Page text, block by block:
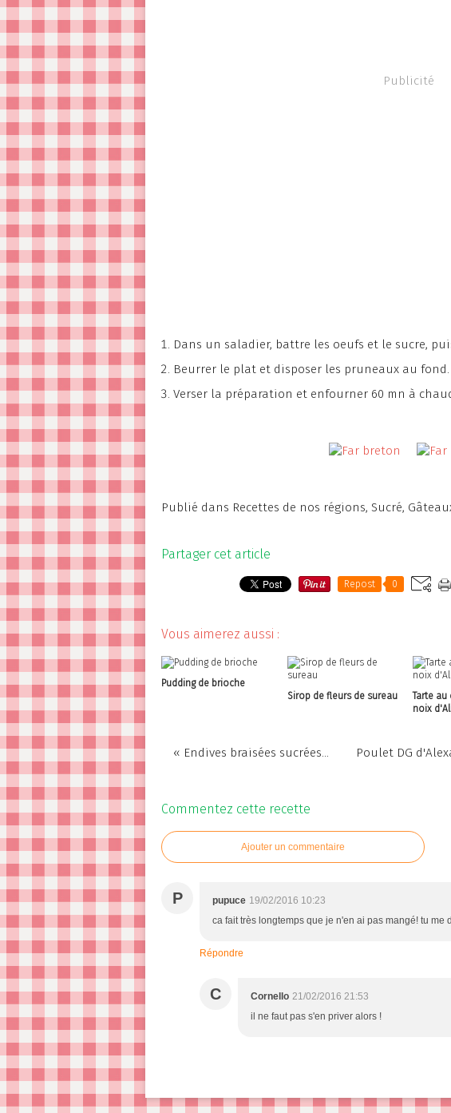
Publicité
Dans un saladier, battre les oeufs et le sucre,
Beurrer le plat et disposer les pruneaux au fond.
Verser la préparation et enfourner 60 mn à chaud
Publié dans Recettes de nos régions, Sucré,
Partager cet article
Repost 0
Vous aimerez aussi :
Pudding de brioche
Sirop de fleurs de sureau
Tarte
noix
« Endives braisées sucrées... Poulet DG
Commentez cette recette
Ajouter un commentaire
P pupuce 19/02/2016 10:23
ca fait très longtemps que je n'en ai pas mangé! tu me
Répondre
C Cornello 21/02/2016 21:53
il ne faut pas s'en priver alors !